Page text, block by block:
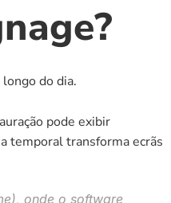
do dia.
pode exibir
temporal transforma ecrãs
onde o software